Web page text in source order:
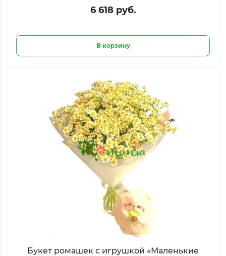
6 618 руб.
В корзину
Букет ромашек с игрушкой «Маленькие